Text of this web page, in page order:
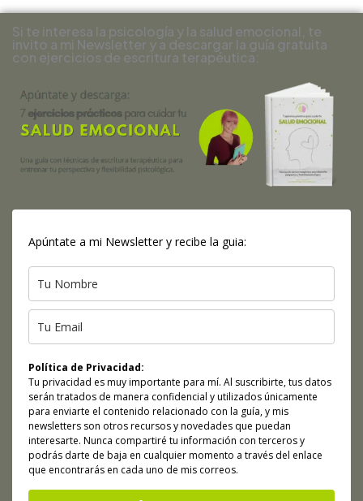
Si te interesa la psicología y la salud emocional, te
invito a mi Newsletter y a descargar la guía gratuita
con ejercicios de escritura terapéutica:
Apúntate a mi Newsletter y recibe la guia:
Política de Privacidad:
Tu privacidad es muy importante para mí. Al suscribirte, tus datos
serán tratados de manera confidencial y utilizados únicamente
para enviarte el contenido relacionado con la guía, y mis
newsletters son otros recursos y novedades que puedan
interesarte. Nunca compartiré tu información con terceros y
podrás darte de baja en cualquier momento a través del enlace
que encontrarás en cada uno de mis correos.